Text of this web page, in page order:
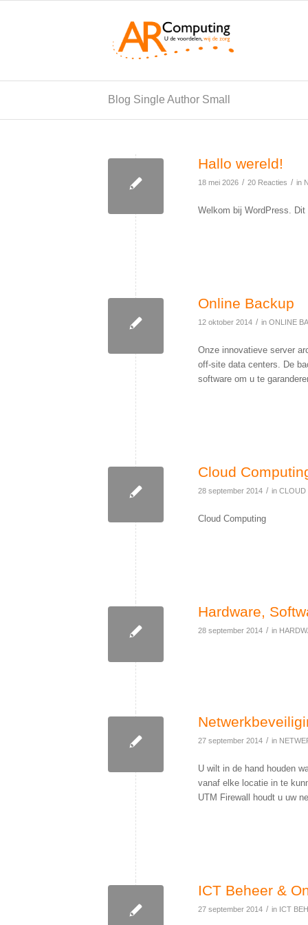
Blog Single Author Small
Hallo wereld!
18 mei 2026 / 20 Reacties / in
Welkom bij WordPress.
Online Backup
12 oktober 2014 / in ONLINE
Onze innovatieve server
off-site data centers. De
software om u te
Cloud
28 september 2014 / in CLOUD
Cloud Computing
Hardware,
28 september 2014 / in
27 september 2014 / in
U wilt in de hand houden
vanaf elke locatie in te
UTM Firewall houdt u uw
ICT Beheer &
27 september 2014 / in ICT